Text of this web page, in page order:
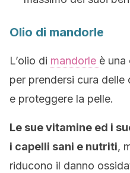
Olio di mandorle
L’olio di mandorle è una
per prendersi cura
e proteggere la pelle.
Le sue vitamine ed i
i capelli sani e nutriti,
riducono il danno